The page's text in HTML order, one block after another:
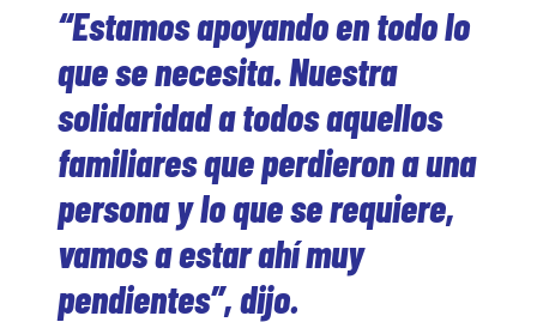
“Estamos apoyando en todo lo
que se necesita. Nuestra
solidaridad a todos aquellos
familiares que perdieron a una
persona y lo que se requiere,
vamos a estar ahí muy
pendientes”, dijo.